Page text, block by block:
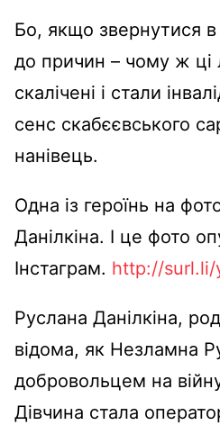
Бо, якщо звернутися
до причин – чому ж
скалічені і стали
сенс скабєєвського
нанівець.
Одна із героїнь на
Данілкіна. І це фото
Інстаграм. http://surl.li/
Руслана Данілкіна,
відома, як Незламна
добровольцем на
Дівчина стала